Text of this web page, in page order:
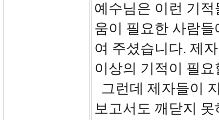
예수님은 이런 기
움이 필요한 사람
여 주셨습니다. 제
이상의 기적이 필요
그런데 제자들이
보고서도 깨닫지